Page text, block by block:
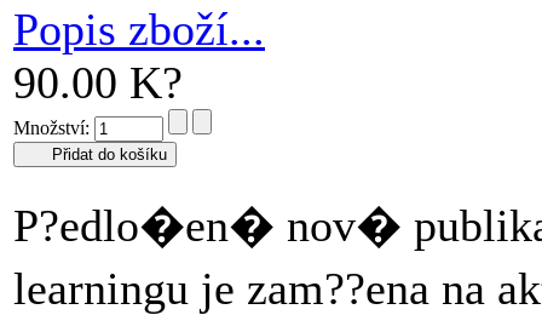
Popis zboží...
90.00 K?
Množství:
P?edlo�en� nov�
learningu je zam??ena na